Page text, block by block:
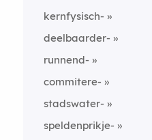
kernfysisch-
deelbaarder-
runnend-
commitere-
stadswater-
speldenprikje-